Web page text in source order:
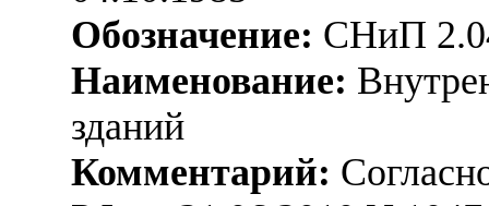
Обозначение: СНиП
Наименование:
зданий
Комментарий: